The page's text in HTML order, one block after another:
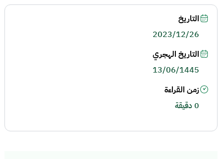
التاريخ
2023/12/26
التاريخ الهجري
13/06/1445
زمن القراءة
0 دقيقة